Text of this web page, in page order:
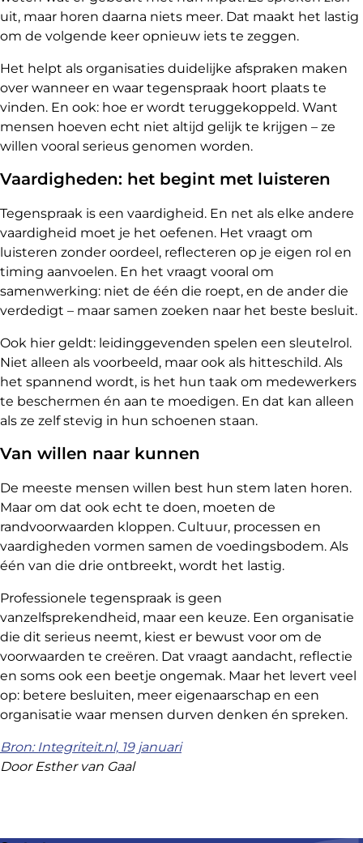
uit, maar horen daarna niets meer. Dat maakt het lastig
om de volgende keer opnieuw iets te zeggen.
Het helpt als organisaties duidelijke afspraken maken
over wanneer en waar tegenspraak hoort plaats te
vinden. En ook: hoe er wordt teruggekoppeld. Want
mensen hoeven echt niet altijd gelijk te krijgen – ze
willen vooral serieus genomen worden.
Vaardigheden: het begint met luisteren
Tegenspraak is een vaardigheid. En net als elke andere
vaardigheid moet je het oefenen. Het vraagt om
luisteren zonder oordeel, reflecteren op je eigen rol en
timing aanvoelen. En het vraagt vooral om
samenwerking: niet de één die roept, en de ander die
verdedigt – maar samen zoeken naar het beste besluit.
Ook hier geldt: leidinggevenden spelen een sleutelrol.
Niet alleen als voorbeeld, maar ook als hitteschild. Als
het spannend wordt, is het hun taak om medewerkers
te beschermen én aan te moedigen. En dat kan alleen
als ze zelf stevig in hun schoenen staan.
Van willen naar kunnen
De meeste mensen willen best hun stem laten horen.
Maar om dat ook echt te doen, moeten de
randvoorwaarden kloppen. Cultuur, processen en
vaardigheden vormen samen de voedingsbodem. Als
één van die drie ontbreekt, wordt het lastig.
Professionele tegenspraak is geen
vanzelfsprekendheid, maar een keuze. Een organisatie
die dit serieus neemt, kiest er bewust voor om de
voorwaarden te creëren. Dat vraagt aandacht, reflectie
en soms ook een beetje ongemak. Maar het levert veel
op: betere besluiten, meer eigenaarschap en een
organisatie waar mensen durven denken én spreken.
Bron: Integriteit.nl, 19 januari
Door Esther van Gaal